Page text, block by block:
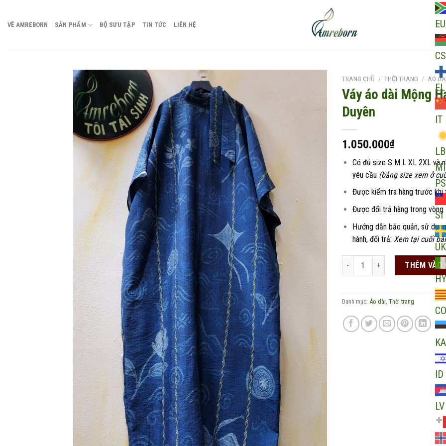
VỀ AMREBORN SẢN PHẨM BỘ SƯU TẬP TIN TỨC LIÊN HỆ
EU
CS
EL
IT
LB
MI
PS
SI
UK
HY
CO
KA
ID
LV
TRANG CHỦ / THỜI TRANG / ÁO
Váy áo dài Mộng
Duyên
1.050.000₫
Có đủ size S M L XL 2XL và
yêu cầu (bảng size xem ở
Được kiểm tra hàng trước khi
Được đổi trả hàng trong vòng
Hướng dẫn bảo quản, sử
hành, đổi trả: Xem tại cuối
Váy áo dài Mộng Hạc Lam Duyên
THÊM VÀO
Danh mục: Áo dài, Thời trang